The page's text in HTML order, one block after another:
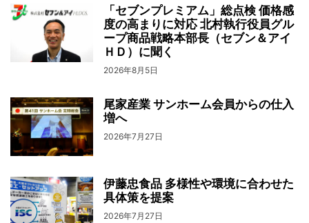
「セブンプレミアム」総点検 価格感
度の高まりに対応 北村執行役員グル
ープ商品戦略本部長（セブン＆アイ
ＨＤ）に聞く
2026年8月5日
尾家産業 サンホーム会員からの仕入
増へ
2026年7月27日
伊藤忠食品 多様性や環境に合わせた
具体策を提案
2026年7月27日